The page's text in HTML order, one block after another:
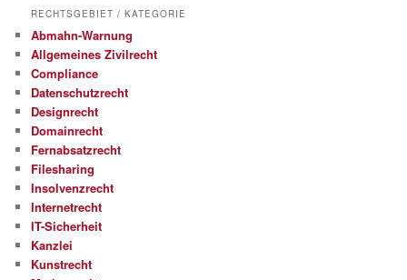
RECHTSGEBIET / KATEGORIE
Abmahn-Warnung
Allgemeines Zivilrecht
Compliance
Datenschutzrecht
Designrecht
Domainrecht
Fernabsatzrecht
Filesharing
Insolvenzrecht
Internetrecht
IT-Sicherheit
Kanzlei
Kunstrecht